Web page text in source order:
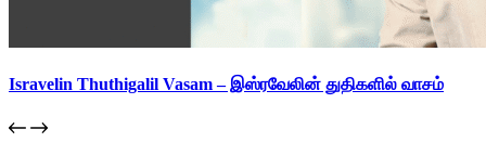
Isravelin Thuthigalil Vasam – இஸ்ரவேலின் துதிகளில் வாசம்